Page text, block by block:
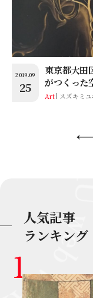
2019.09
25
東京都大田
がつくった
Art スズキミユ
人気記事
ランキング